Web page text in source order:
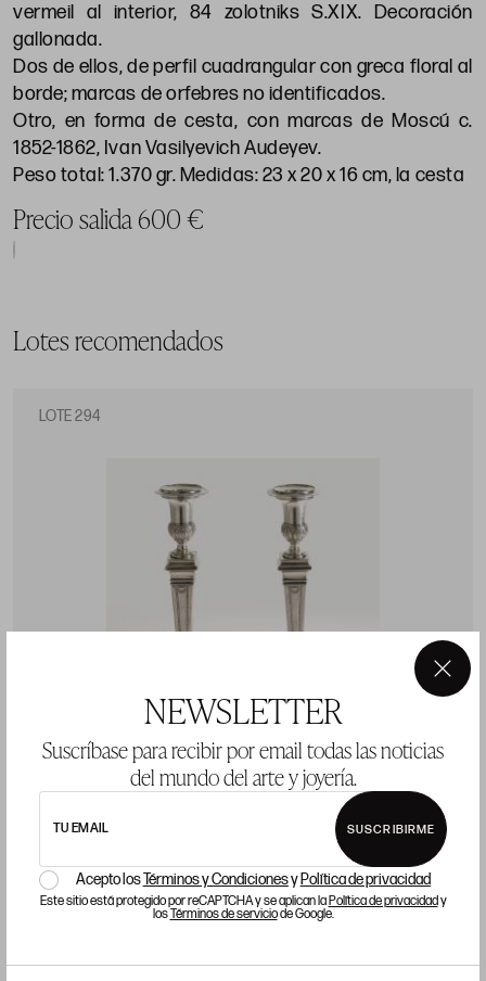
NEWSLETTER
Suscríbase para recibir por email todas las noticias
del mundo del arte y joyería.
TU EMAIL SUSCRIBIRME
Acepto losTérminos y Condicionesy Política de privacidad
Este sitio está protegido por reCAPTCHA y se aplican laPolítica de privacidady
losTérminos de serviciode Google.
×
vermeil al interior, 84 zolotniks S.XIX. Decoración
gallonada.
Dos de ellos, de perfil cuadrangular con greca floral al
borde; marcas de orfebres no identificados.
Otro, en forma de cesta, con marcas de Moscú c.
1852-1862, Ivan Vasilyevich Audeyev.
Peso total: 1.370 gr. Medidas: 23 x 20 x 16 cm, la cesta
Precio salida 600 €
Lotes recomendados
LOTE 294
Pareja de candeleros de plata, marcador Maison,
platero Ulivarri, Vitoria, S.XIX